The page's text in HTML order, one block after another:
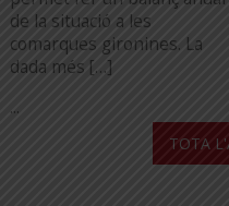
de la situació a les
comarques gironines. La
dada més […]
...
TOTA